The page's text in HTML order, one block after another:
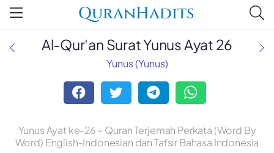
QuranHadits
Al-Qur'an Surat Yunus Ayat 26
Yunus (Yunus)
Yunus Ayat ke-26 ~ Quran Terjemah Perkata (Word By
Word) English-Indonesian dan Tafsir Bahasa Indonesia